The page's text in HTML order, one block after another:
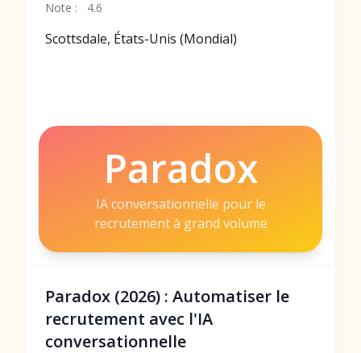
Note : 4.6
Scottsdale, États-Unis (Mondial)
Paradox
IA conversationnelle pour le
recrutement à grand volume
Paradox (2026) : Automatiser le
recrutement avec l'IA
conversationnelle